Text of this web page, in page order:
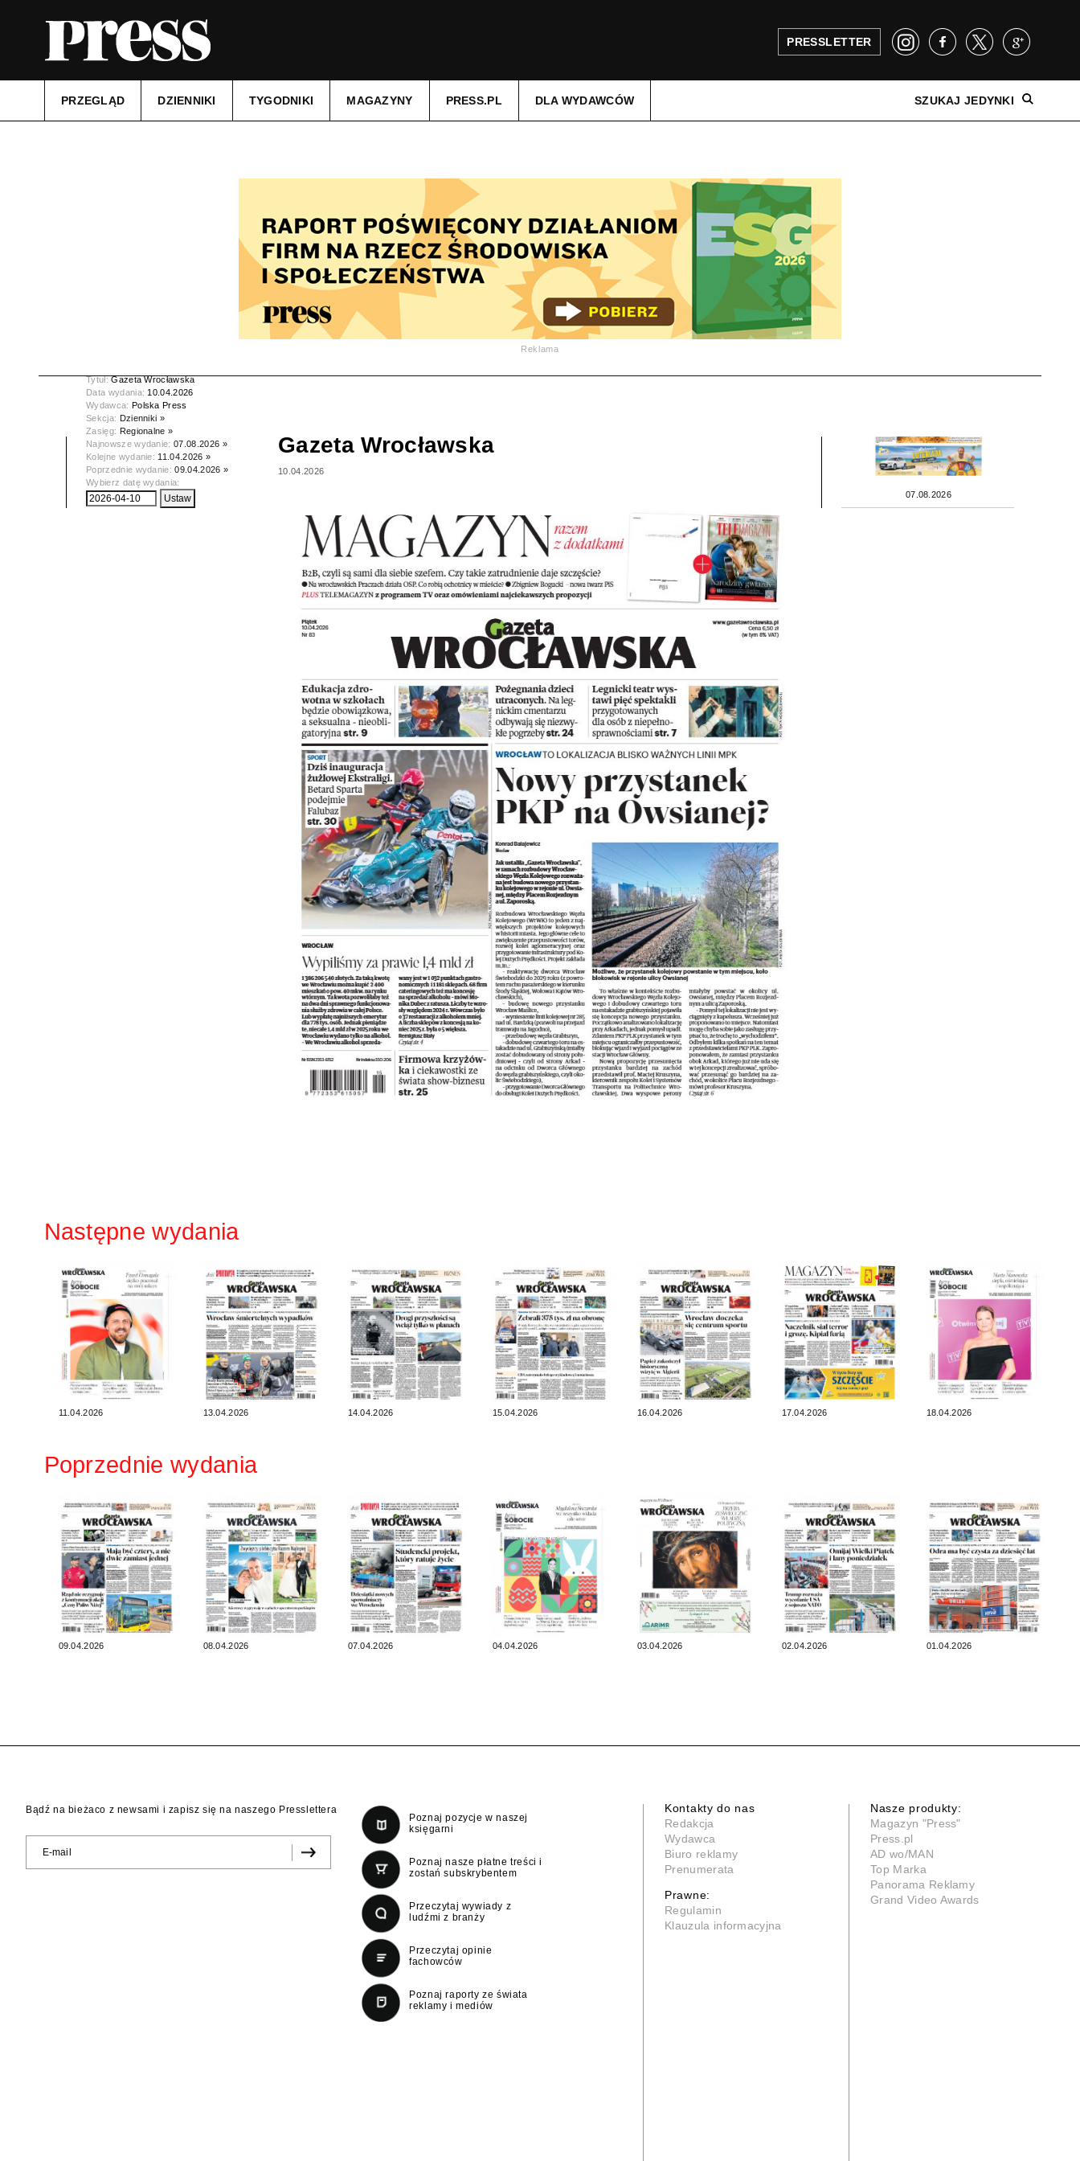
PRESSLETTER
PRZEGLĄD DZIENNIKI TYGODNIKI MAGAZYNY PRESS.PL DLA WYDAWCÓW SZUKAJ JEDYNKI
Reklama
Tytuł:Gazeta Wrocławska
Data wydania: 10.04.2026
Wydawca: Polska Press
Sekcja: Dzienniki »
Zasięg: Regionalne »
Najnowsze wydanie:07.08.2026 »
Kolejne wydanie: 11.04.2026 »
Poprzednie wydanie:09.04.2026 »
Wybierz datę wydania:
Gazeta Wrocławska
10.04.2026
07.08.2026
Następne wydania
11.04.2026 13.04.2026 14.04.2026 15.04.2026 16.04.2026 17.04.2026 18.04.2026
Poprzednie wydania
09.04.2026 08.04.2026 07.04.2026 04.04.2026 03.04.2026 02.04.2026 01.04.2026
Bądź na bieżaco z newsami i zapisz się na naszego Presslettera
Poznaj pozycje w naszej
księgarni
Poznaj nasze płatne treści i
zostań subskrybentem
Przeczytaj wywiady z
ludźmi z branży
Przeczytaj opinie
fachowców
Poznaj raporty ze świata
reklamy i mediów
Kontakty do nas
Redakcja
Wydawca
Biuro reklamy
Prenumerata
Prawne:
Regulamin
Klauzula informacyjna
Nasze produkty:
Magazyn "Press"
Press.pl
AD wo/MAN
Top Marka
Panorama Reklamy
Grand Video Awards